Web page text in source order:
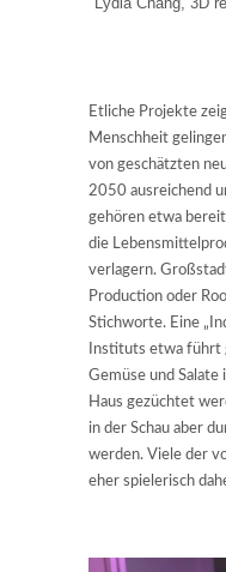
Etliche Projekte
Menschheit
von geschätzten
2050 ausreichend
gehören etwa
die
verlagern.
Production oder
Stichworte. Eine
Instituts etwa führt
Gemüse und Salate
Haus gezüchtet
in der Schau aber
werden. Viele der
eher spielerisch